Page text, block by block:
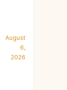
August
6,
2026